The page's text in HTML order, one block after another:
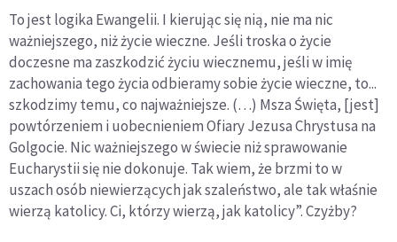
To jest logika Ewangelii. I kierując się nią, nie ma nic
ważniejszego, niż życie wieczne. Jeśli troska o życie
doczesne ma zaszkodzić życiu wiecznemu, jeśli w imię
zachowania tego życia odbieramy sobie życie wieczne, to...
szkodzimy temu, co najważniejsze. (…) Msza Święta, [jest]
powtórzeniem i uobecnieniem Ofiary Jezusa Chrystusa na
Golgocie. Nic ważniejszego w świecie niż sprawowanie
Eucharystii się nie dokonuje. Tak wiem, że brzmi to w
uszach osób niewierzących jak szaleństwo, ale tak właśnie
wierzą katolicy. Ci, którzy wierzą, jak katolicy”. Czyżby?